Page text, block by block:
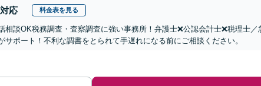
応 料金表を見る
相談OK税務調査・査察調査に強い事務所！弁護士❌公認会計士❌税理士
サポート！不利な調書をとられて手遅れになる前にご相談ください。